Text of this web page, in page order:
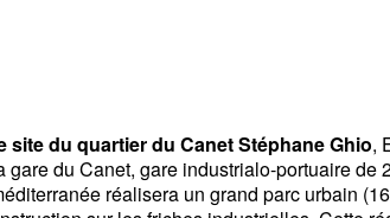
site du quartier du CanetStéphane Ghio,
gare du Canet, gare industrialo-portuaire
réalisera un grand parc urbain